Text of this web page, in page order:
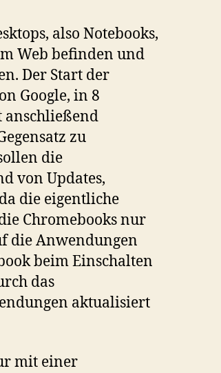
also Notebooks,
Web befinden und
Der Start der
Google, in 8
anschließend
zu
die
von Updates,
die eigentliche
Chromebooks nur
die Anwendungen
beim Einschalten
das
aktualisiert
mit einer